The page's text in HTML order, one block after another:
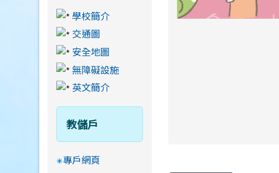
學校簡介
交通圖
安全地圖
無障礙設施
英文簡介
教儲戶
專戶網頁